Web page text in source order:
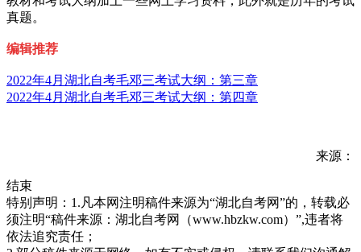
真题。
编辑推荐
2022年4月湖北自考毛邓三考试大纲：第三章
2022年4月湖北自考毛邓三考试大纲：第四章
来源：
结束
特别声明：1.凡本网注明稿件来源为“湖北自考网”的，转载必
须注明“稿件来源：湖北自考网（www.hbzkw.com）”,违者将
依法追究责任；